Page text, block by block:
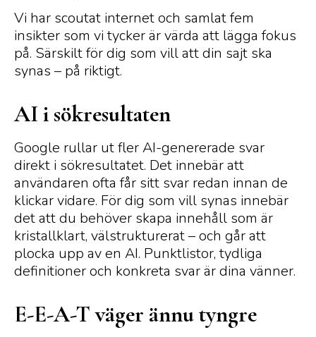
Vi har scoutat internet och samlat fem
insikter som vi tycker är värda att lägga fokus
på. Särskilt för dig som vill att din sajt ska
synas – på riktigt.
AI i sökresultaten
Google rullar ut fler AI-genererade svar
direkt i sökresultatet. Det innebär att
användaren ofta får sitt svar redan innan de
klickar vidare. För dig som vill synas innebär
det att du behöver skapa innehåll som är
kristallklart, välstrukturerat – och går att
plocka upp av en AI. Punktlistor, tydliga
definitioner och konkreta svar är dina vänner.
E-E-A-T väger ännu tyngre